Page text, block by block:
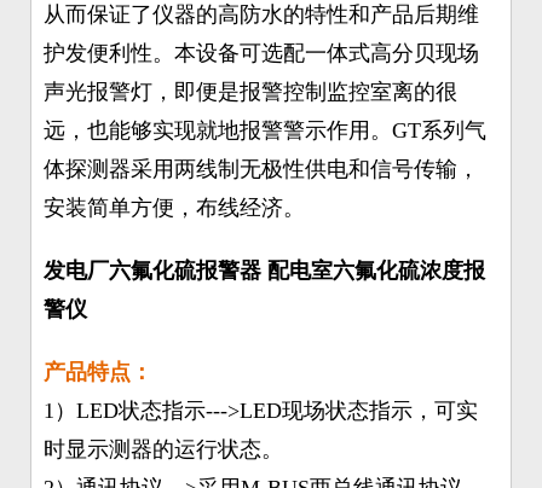
从而保证了仪器的高防水的特性和产品后期维
护发便利性。本设备可选配一体式高分贝现场
声光报警灯，即便是报警控制监控室离的很
远，也能够实现就地报警警示作用。GT系列气
体探测器采用两线制无极性供电和信号传输，
安装简单方便，布线经济。
发电厂六氟化硫报警器 配电室六氟化硫浓度报
警仪
产品特点：
1）LED状态指示--->LED现场状态指示，可实
时显示测器的运行状态。